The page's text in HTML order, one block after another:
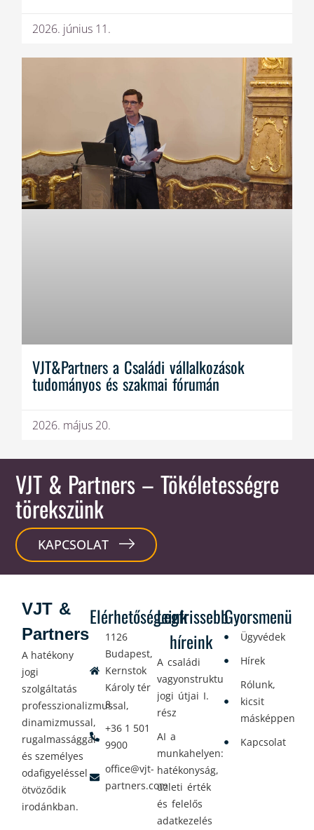
2026. június 11.
VJT&Partners a Családi vállalkozások
tudományos és szakmai fórumán
2026. május 20.
VJT & Partners – Tökéletességre
törekszünk
KAPCSOLAT
Elérhetőségeink
1126
Budapest,
Kernstok
Károly tér
8.
+36 1 501
9900
office@vjt-
partners.com
Legfrissebb
híreink
A családi
vagyonstrukturálás
jogi útjai I.
rész
AI a
munkahelyen:
hatékonyság,
üzleti érték
és felelős
adatkezelés
Gyorsmenü
Ügyvédek
Hírek
Rólunk,
kicsit
másképpen
Kapcsolat
VJT &
Partners
A hatékony
jogi
szolgáltatás
professzionalizmussal,
dinamizmussal,
rugalmassággal
és személyes
odafigyeléssel
ötvöződik
irodánkban.